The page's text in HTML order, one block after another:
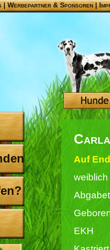
|Werbepartner & Sponsoren|
Carla
Auf
weiblich
EKH